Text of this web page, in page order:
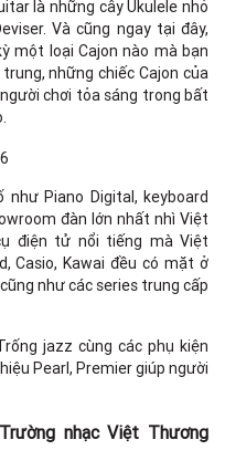
là những cây Ukulele nhỏ
Và cũng ngay tại đây,
một loại Cajon nào mà bạn
những chiếc Cajon của
chơi tỏa sáng trong bất
Piano Digital, keyboard
đàn lớn nhất nhì Việt
điện tử nổi tiếng mà Việt
Casio, Kawai đều có mặt ở
như các series trung cấp
jazz cùng các phụ kiện
Pearl, Premier giúp người
nhạc Việt Thương